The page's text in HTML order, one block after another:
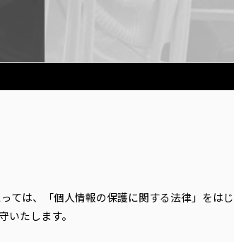
ては、「個人情報の保護に関する法律」をは
いたします。